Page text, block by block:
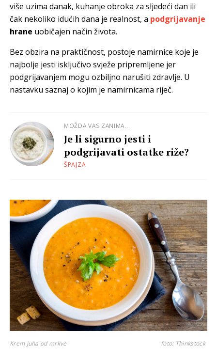
više uzima danak, kuhanje obroka za sljedeći dan ili
čak nekoliko idućih dana je realnost, a podgrijavanje
hrane uobičajen način života.
Bez obzira na praktičnost, postoje namirnice koje je
najbolje jesti isključivo svježe pripremljene jer
podgrijavanjem mogu ozbiljno narušiti zdravlje. U
nastavku saznaj o kojim je namirnicama riječ.
MOŽDA VAS ZANIMA...
Je li sigurno jesti i
podgrijavati ostatke riže?
ŠPAJZA
Krem juha od mrkve foto: Thinkstock